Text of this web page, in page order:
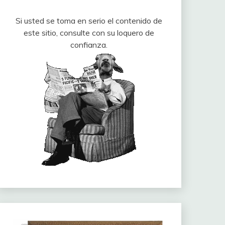
Si usted se toma en serio el contenido de
este sitio, consulte con su loquero de
confianza.